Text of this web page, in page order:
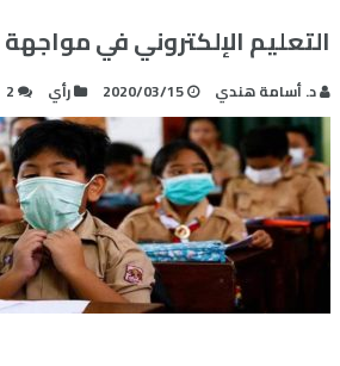
التعليم الإلكتروني في
د. أسامة هندي 2020/03/15 رأي 2